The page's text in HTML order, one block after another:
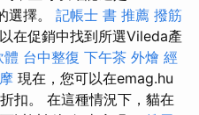
選擇。 記帳士 書 推薦 撥筋
在促銷中找到所選Vileda產
體 台中整復 下午茶 外燴 經
現在，您可以在emag.hu
扣。 在這種情況下，貓在